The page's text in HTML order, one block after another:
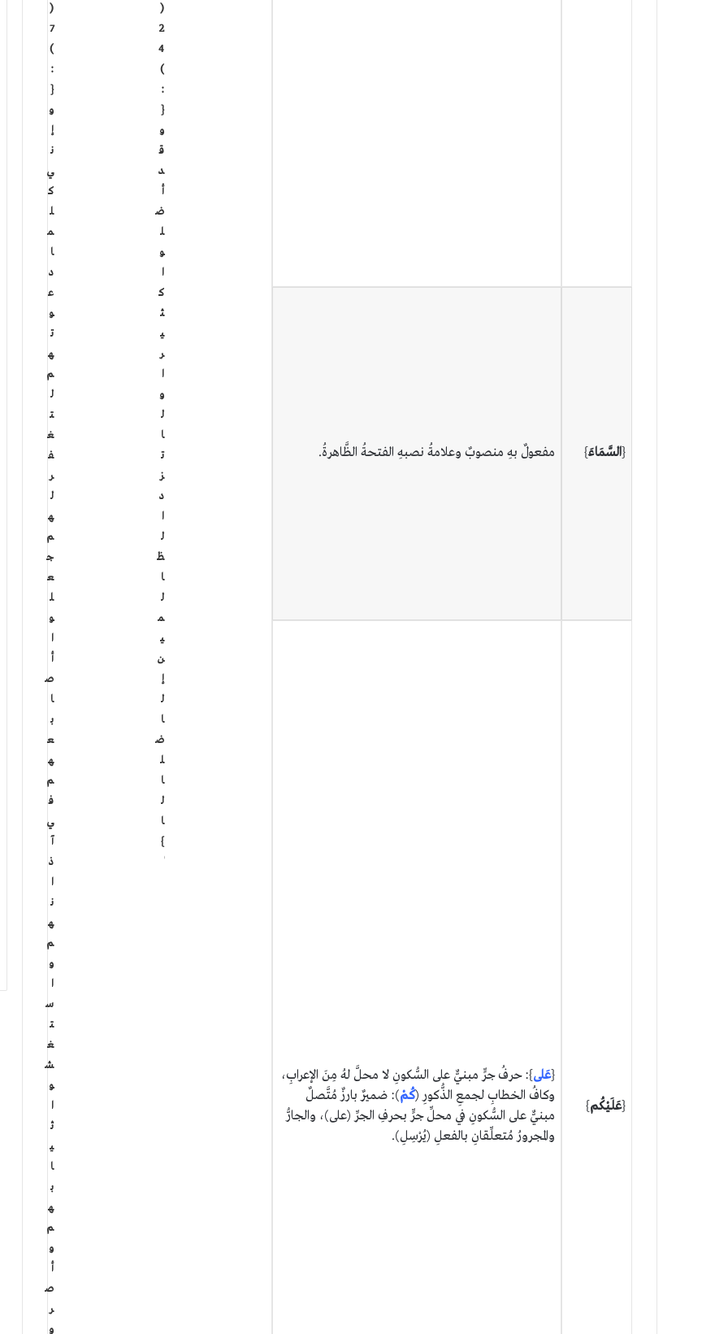
(
2
4
)
:
{
و
ق
د
أ
ض
ل
و
ا
ك
ث
ي
ر
ا
و
ل
ا
ت
ز
د
ا
ل
ظ
ا
ل
م
ي
ن
إ
ل
ا
ض
ل
ا
ل
ا
}
(
7
)
:
{
و
إ
ن
ي
ك
ل
م
ا
د
ع
و
ت
ه
م
ل
ت
غ
ف
ر
ل
ه
م
ج
ع
ل
و
ا
أ
ص
ا
ب
ع
ه
م
ف
ي
آ
ذ
ا
ن
ه
م
و
ا
س
ت
غ
ش
و
ا
ث
ي
ا
ب
ه
م
و
أ
ص
ر
و
{السَّمَاءَ} مفعولٌ بهِ منصوبٌ وعلامةُ نصبهِ الفتحةُ الظَّاهرةُ.
{عَلَيْكُم}
{عَلى}: حرفُ جرٍّ مبنيٌّ على السُّكونِ لا محلَّ لهُ مِنَ الإعرابِ،
وكافُ الخطابِ لجمعِ الذُّكورِ (كُمْ): ضميرٌ بارزٌ مُتَّصلٌ
مبنيٌّ على السُّكونِ في محلِّ جرٍّ بحرفِ الجرِّ (على)، والجارُّ
والمجرورُ مُتعلِّقانِ بالفعلِ (يُرْسِلِ).